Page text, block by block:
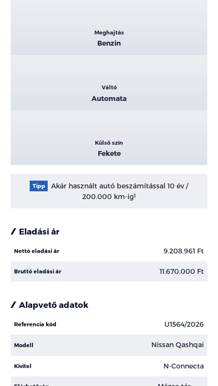
Meghajtás
Benzin
Váltó
Automata
Külső szín
Fekete
Tipp
Akár használt autó beszámítással 10 év /
200.000 km-ig1
Eladási ár
Nettó eladási ár 9.208.961 Ft
Bruttó eladási ár 11.670.000 Ft
Alapvető adatok
Referencia kód U1564/2026
Modell Nissan Qashqai
Kivitel N-Connecta